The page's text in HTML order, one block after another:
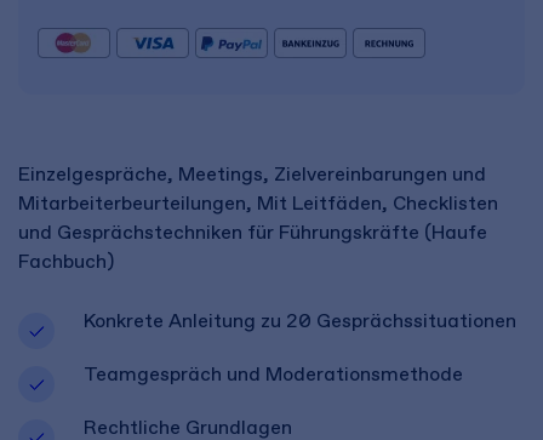
Einzelgespräche, Meetings, Zielvereinbarungen und
Mitarbeiterbeurteilungen, Mit Leitfäden, Checklisten
und Gesprächstechniken für Führungskräfte (Haufe
Fachbuch)
Konkrete Anleitung zu 20 Gesprächssituationen
Teamgespräch und Moderationsmethode
Rechtliche Grundlagen